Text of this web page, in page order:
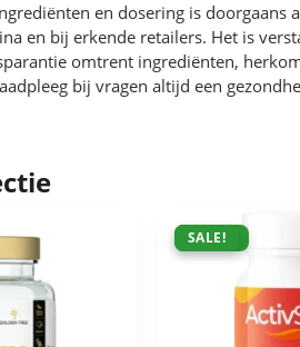
en dosering is doorgaans
en bij erkende retailers. Het is
omtrent ingrediënten,
bij vragen altijd een
ACTIE !
SALE!